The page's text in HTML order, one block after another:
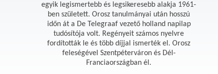
egyik legismertebb és legsikeresebb alakja 1961-
ben született. Orosz tanulmányai után hosszú
időn át a De Telegraaf vezető holland napilap
tudósítója volt. Regényeit számos nyelvre
fordították le és több díjjal ismerték el. Orosz
feleségével Szentpéterváron és Dél-
Franciaországban él.